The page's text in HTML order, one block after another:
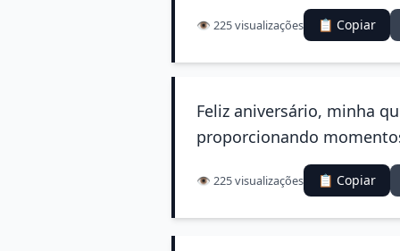
👁️ 225 visualizações 📋 Copiar
Feliz aniversário, minha
proporcionando
👁️ 225 visualizações 📋 Copiar